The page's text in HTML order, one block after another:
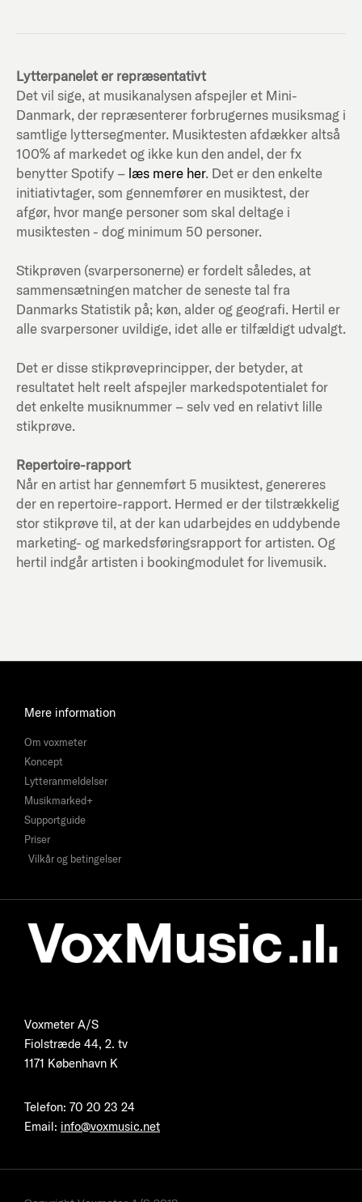
Lytterpanelet er repræsentativt
Det vil sige, at musikanalysen afspejler et Mini-
Danmark, der repræsenterer forbrugernes musiksmag i
samtlige lyttersegmenter. Musiktesten afdækker altså
100% af markedet og ikke kun den andel, der fx
benytter Spotify – læs mere her. Det er den enkelte
initiativtager, som gennemfører en musiktest, der
afgør, hvor mange personer som skal deltage i
musiktesten - dog minimum 50 personer.
Stikprøven (svarpersonerne) er fordelt således, at
sammensætningen matcher de seneste tal fra
Danmarks Statistik på; køn, alder og geografi. Hertil er
alle svarpersoner uvildige, idet alle er tilfældigt udvalgt.
Det er disse stikprøveprincipper, der betyder, at
resultatet helt reelt afspejler markedspotentialet for
det enkelte musiknummer – selv ved en relativt lille
stikprøve.
Repertoire-rapport
Når en artist har gennemført 5 musiktest, genereres
der en repertoire-rapport. Hermed er der tilstrækkelig
stor stikprøve til, at der kan udarbejdes en uddybende
marketing- og markedsføringsrapport for artisten. Og
hertil indgår artisten i bookingmodulet for livemusik.
Mere information
Om voxmeter
Koncept
Lytteranmeldelser
Musikmarked+
Supportguide
Priser
Vilkår og betingelser
Voxmeter A/S
Fiolstræde 44, 2. tv
1171 København K
Telefon: 70 20 23 24
Email: info@voxmusic.net